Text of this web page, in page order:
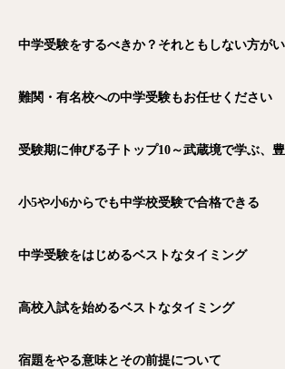
中学受験をするべきか？それともしない方が
難関・有名校への中学受験もお任せください
受験期に伸びる子トップ10～武蔵境で学ぶ、
小5や小6からでも中学校受験で合格できる
中学受験をはじめるベストなタイミング
高校入試を始めるベストなタイミング
宿題をやる意味とその前提について